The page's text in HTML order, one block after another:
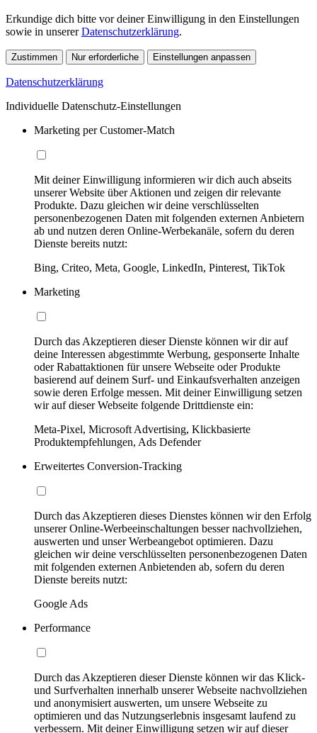
Erkundige dich bitte vor deiner Einwilligung in den Einstellungen
sowie in unsererDatenschutzerklärung.
Zustimmen Nur erforderliche Einstellungen anpassen
Datenschutzerklärung
Individuelle Datenschutz-Einstellungen
Marketing per Customer-Match
Mit deiner Einwilligung informieren wir dich auch abseits
unserer Website über Aktionen und zeigen dir relevante
Produkte. Dazu gleichen wir deine verschlüsselten
personenbezogenen Daten mit folgenden externen Anbietern
ab und nutzen deren Online-Werbekanäle, sofern du deren
Dienste bereits nutzt:
Bing, Criteo, Meta, Google, LinkedIn, Pinterest, TikTok
Marketing
Durch das Akzeptieren dieser Dienste können wir dir auf
deine Interessen abgestimmte Werbung, gesponserte Inhalte
oder Rabattaktionen für unsere Webseite oder Produkte
basierend auf deinem Surf- und Einkaufsverhalten anzeigen
sowie deren Erfolge messen. Mit deiner Einwilligung setzen
wir auf dieser Webseite folgende Drittdienste ein:
Meta-Pixel, Microsoft Advertising, Klickbasierte
Produktempfehlungen, Ads Defender
Erweitertes Conversion-Tracking
Durch das Akzeptieren dieses Dienstes können wir den Erfolg
unserer Online-Werbeeinschaltungen besser nachvollziehen,
auswerten und unser Werbeangebot optimieren. Dazu
gleichen wir deine verschlüsselten personenbezogenen Daten
mit folgenden externen Anbietenden ab, sofern du deren
Dienste bereits nutzt:
Google Ads
Performance
Durch das Akzeptieren dieser Dienste können wir das Klick-
und Surfverhalten innerhalb unserer Webseite nachvollziehen
und anonymisiert auswerten, um unsere Webseite zu
optimieren und das Nutzungserlebnis insgesamt laufend zu
verbessern. Mit deiner Einwilligung setzen wir auf dieser